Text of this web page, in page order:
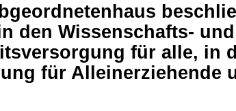
den Wissenschafts-
für alle, in
für Alleinerziehende